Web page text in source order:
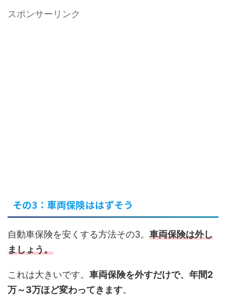
スポンサーリンク
その3：車両保険ははずそう
自動車保険を安くする方法その3。 車両保険は外し
ましょう。
これは大きいです。 車両保険を外すだけで、年間2
万～3万ほど変わってきます。